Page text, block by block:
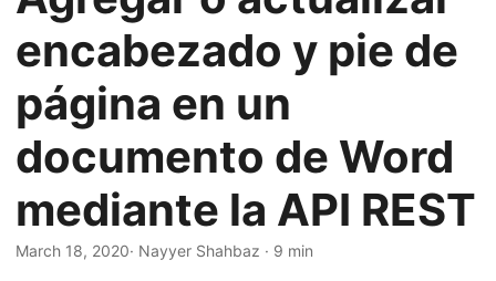
a
v
g
a
c
i
encabezado y pie de
página en un
documento de Word
mediante la API REST
March 18, 2020· Nayyer Shahbaz · 9 min